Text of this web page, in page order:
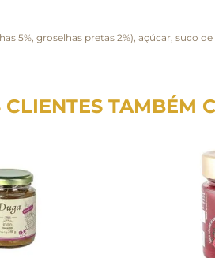
5%, groselhas pretas 2%), açúcar,
CLIENTES TAMBÉM